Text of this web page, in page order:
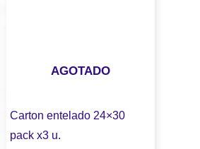
AGOTADO
Carton entelado 24×30
pack x3 u.